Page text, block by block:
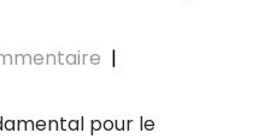
|
pour le